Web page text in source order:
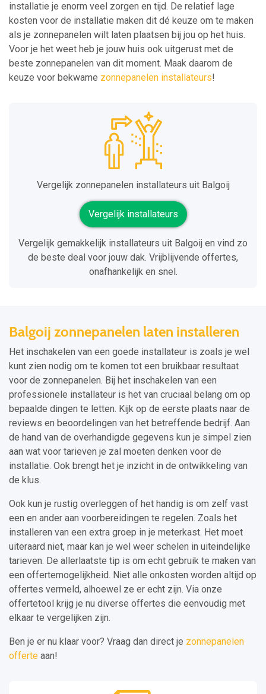
installatie je enorm veel zorgen en tijd. De relatief lage
kosten voor de installatie maken dit dé keuze om te maken
als je zonnepanelen wilt laten plaatsen bij jou op het huis.
Voor je het weet heb je jouw huis ook uitgerust met de
beste zonnepanelen van dit moment. Maak daarom de
keuze voor bekwame zonnepanelen installateurs!
Vergelijk zonnepanelen installateurs uit Balgoij
Vergelijk installateurs
Vergelijk gemakkelijk installateurs uit Balgoij en vind zo
de beste deal voor jouw dak. Vrijblijvende offertes,
onafhankelijk en snel.
Balgoij zonnepanelen laten installeren
Het inschakelen van een goede installateur is zoals je wel
kunt zien nodig om te komen tot een bruikbaar resultaat
voor de zonnepanelen. Bij het inschakelen van een
professionele installateur is het van cruciaal belang om op
bepaalde dingen te letten. Kijk op de eerste plaats naar de
reviews en beoordelingen van het betreffende bedrijf. Aan
de hand van de overhandigde gegevens kun je simpel zien
aan wat voor tarieven je zal moeten denken voor de
installatie. Ook brengt het je inzicht in de ontwikkeling van
de klus.
Ook kun je rustig overleggen of het handig is om zelf vast
een en ander aan voorbereidingen te regelen. Zoals het
installeren van een extra groep in je meterkast. Het moet
uiteraard niet, maar kan je wel weer schelen in uiteindelijke
tarieven. De allerlaatste tip is om echt gebruik te maken van
een offertemogelijkheid. Niet alle onkosten worden altijd op
offertes vermeld, alhoewel ze er echt zijn. Via onze
offertetool krijg je nu diverse offertes die eenvoudig met
elkaar te vergelijken zijn.
Ben je er nu klaar voor? Vraag dan direct je zonnepanelen
offerte aan!